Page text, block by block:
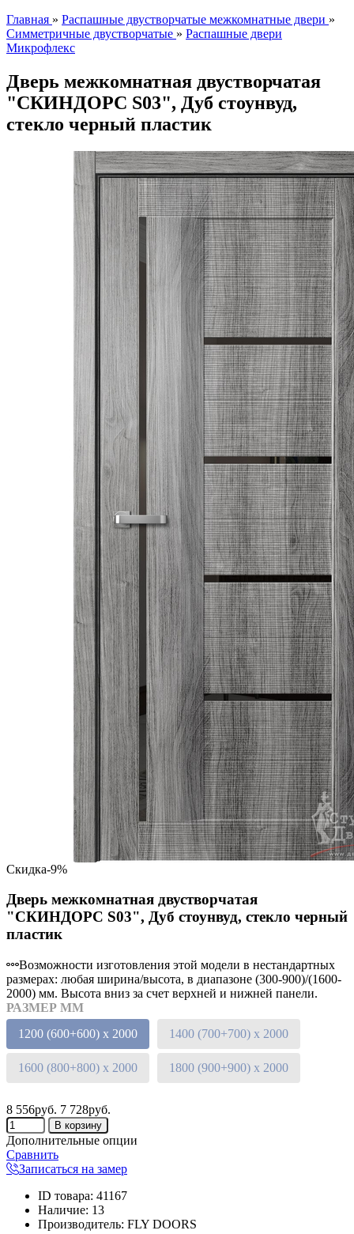
Главная » Распашные двустворчатые межкомнатные двери »
Симметричные двустворчатые » Распашные двери
Микрофлекс
Дверь межкомнатная двустворчатая
"СКИНДОРС S03", Дуб стоунвуд,
стекло черный пластик
Скидка-9%
Дверь межкомнатная двустворчатая
"СКИНДОРС S03", Дуб стоунвуд, стекло черный
пластик
Возможности изготовления этой модели в нестандартных
размерах: любая ширина/высота, в диапазоне (300-900)/(1600-
2000) мм. Высота вниз за счет верхней и нижней панели.
РАЗМЕР ММ
1200 (600+600) х 2000
1400 (700+700) х 2000
1600 (800+800) х 2000 1800 (900+900) х 2000
8 556руб. 7 728руб.
Дополнительные опции
Сравнить
Записаться на замер
ID товара: 41167
Наличие: 13
Производитель: FLY DOORS